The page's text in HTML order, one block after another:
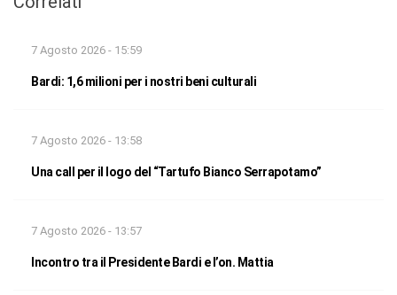
7 Agosto 2026 - 15:59
Bardi: 1,6 milioni per i nostri beni culturali
7 Agosto 2026 - 13:58
Una call per il logo del “Tartufo Bianco Serrapotamo”
7 Agosto 2026 - 13:57
Incontro tra il Presidente Bardi e l’on. Mattia